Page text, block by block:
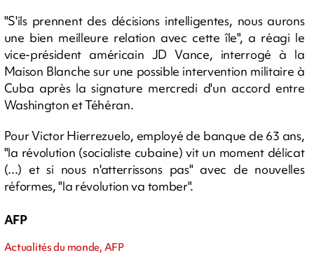
"S'ils prennent des décisions intelligentes, nous aurons
une bien meilleure relation avec cette île", a réagi le
vice-président américain JD Vance, interrogé à la
Maison Blanche sur une possible intervention militaire à
Cuba après la signature mercredi d'un accord entre
Washington et Téhéran.
Pour Victor Hierrezuelo, employé de banque de 63 ans,
"la révolution (socialiste cubaine) vit un moment délicat
(...) et si nous n'atterrissons pas" avec de nouvelles
réformes, "la révolution va tomber".
AFP
Actualités du monde, AFP